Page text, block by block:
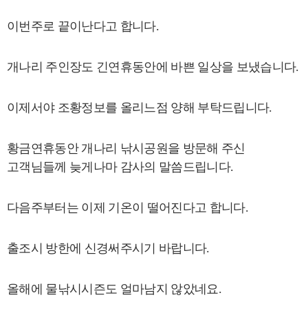
이번주로 끝이난다고 합니다.
개나리 주인장도 긴연휴동안에 바쁜 일상을 보냈습니다.
이제서야 조황정보를 올리느점 양해 부탁드립니다.
황금연휴동안 개나리 낚시공원을 방문해 주신
고객님들께 늦게나마 감사의 말씀드립니다.
다음주부터는 이제 기온이 떨어진다고 합니다.
출조시 방한에 신경써주시기 바랍니다.
올해에 물낚시시즌도 얼마남지 않았네요.